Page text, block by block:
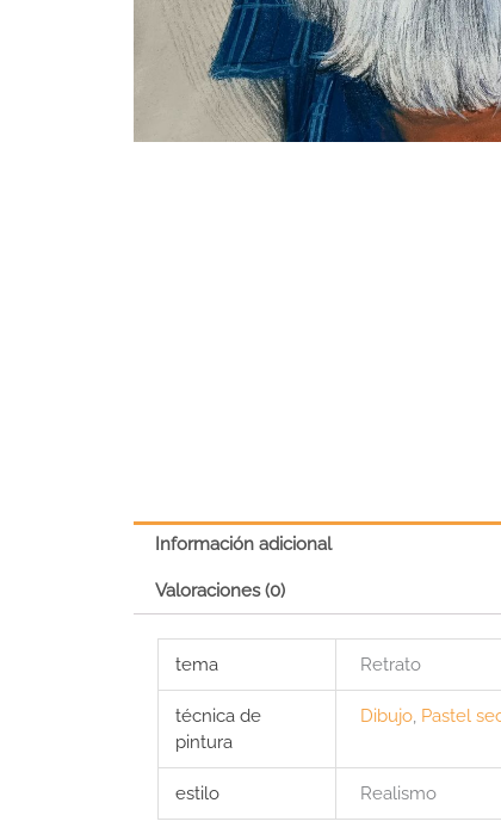
Información adicional
Valoraciones (0)
tema Retrato
técnica de
pintura
Dibujo, Pastel
estilo Realismo